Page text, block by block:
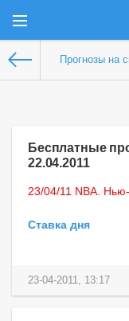
Прогнозы на
Бесплатные
22.04.2011
23/04/11 NBA.
Ставка дня
23-04-2011, 13:17